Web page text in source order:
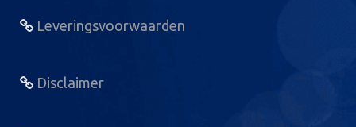
Leveringsvoorwaarden
Disclaimer